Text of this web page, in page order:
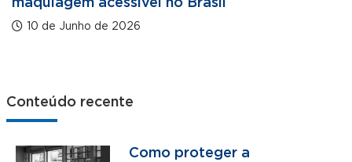
maquiagem acessível no Brasil
10 de Junho de 2026
Conteúdo recente
Como proteger a